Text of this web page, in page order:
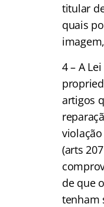
titular
quais
4 – A
artigos
(arts
de que
tenham